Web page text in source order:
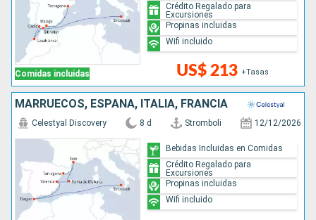
Comidas incluidas US$ 213 +Tasas
Crédito Regalado para
Excursiones
Propinas incluidas
Wifi incluido
MARRUECOS, ESPAÑA, ITALIA, FRANCIA
Celestyal Discovery 8 d Stromboli 12/12/2026
Bebidas Incluidas en Comidas
Crédito Regalado para
Excursiones
Propinas incluidas
Wifi incluido